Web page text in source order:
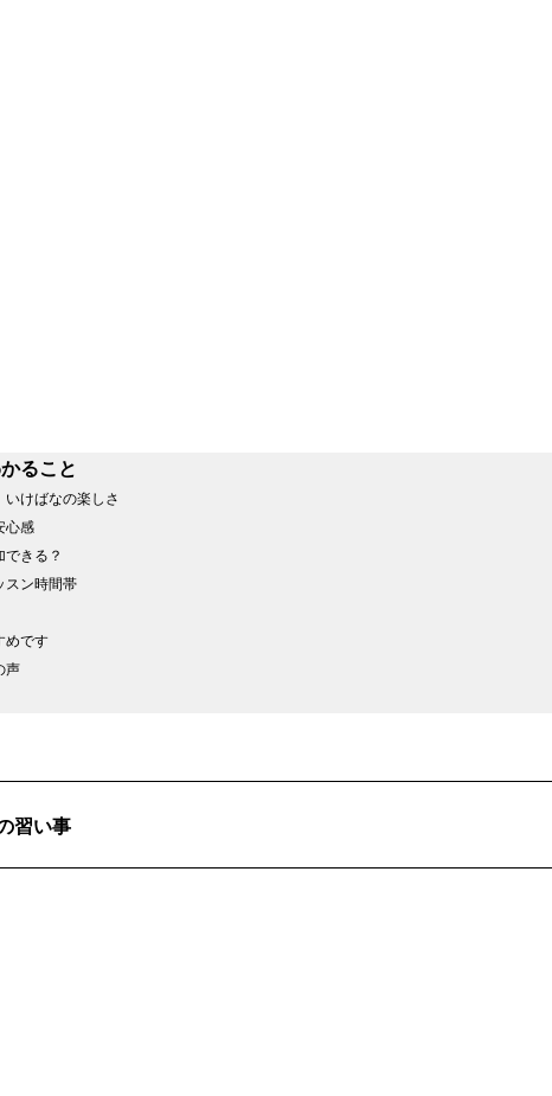
けばなの楽しさ
心感
できる？
スン時間帯
めです
声
習い事